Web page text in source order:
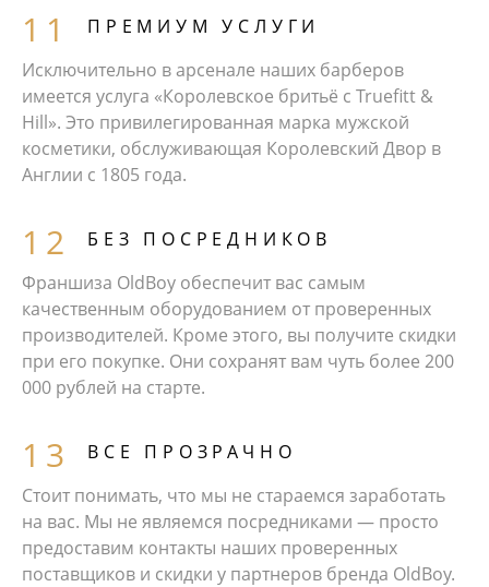
ПРЕМИУМ УСЛУГИ
Исключительно в арсенале наших барберов
имеется услуга «Королевское бритьё с Truefitt &
Hill». Это привилегированная марка мужской
косметики, обслуживающая Королевский Двор в
Англии с 1805 года.
БЕЗ ПОСРЕДНИКОВ
Франшиза OldBoy обеспечит вас самым
качественным оборудованием от проверенных
производителей. Кроме этого, вы получите скидки
при его покупке. Они сохранят вам чуть более 200
000 рублей на старте.
ВСЕ ПРОЗРАЧНО
Стоит понимать, что мы не стараемся заработать
на вас. Мы не являемся посредниками — просто
предоставим контакты наших проверенных
поставщиков и скидки у партнеров бренда OldBoy.